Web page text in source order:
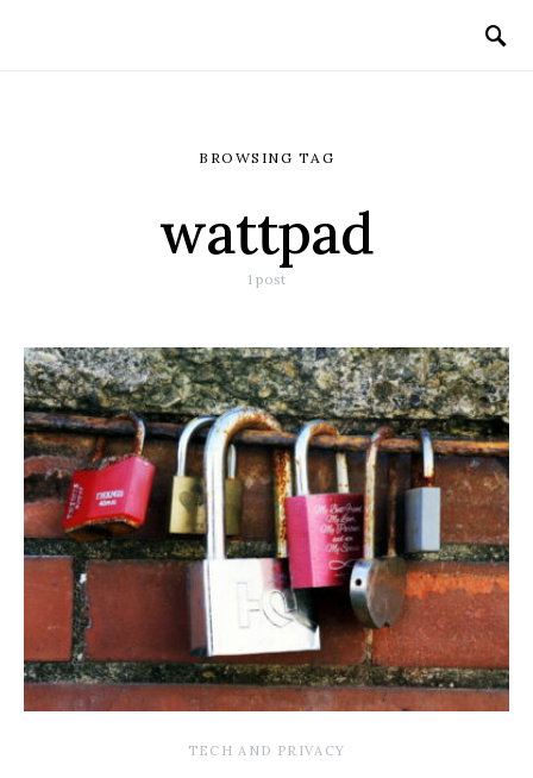
BROWSING TAG
wattpad
1 post
TECH AND PRIVACY